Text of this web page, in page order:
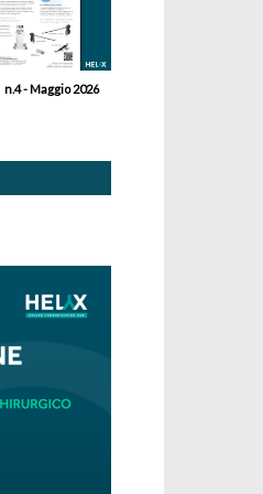
n.4 - Maggio 2026